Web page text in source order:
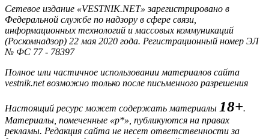
Сетевое издание «VESTNIK.NET» зарегистрировано в
Федеральной службе по надзору в сфере связи,
информационных технологий и массовых коммуникаций
(Роскомнадзор) 22 мая 2020 года. Регистрационный номер ЭЛ
№ ФС 77 - 78397
Полное или частичное использовании материалов сайта
vestnik.net возможно только после письменного разрешения
Настоящий ресурс может содержать материалы 18+.
Материалы, помеченные «р*», публикуются на правах
рекламы. Редакция сайта не несет ответственности за